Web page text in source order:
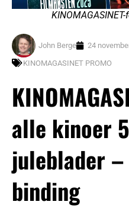
John Berge 24
KINOMAGASINET PROMO
alle kinoer
juleblader
binding